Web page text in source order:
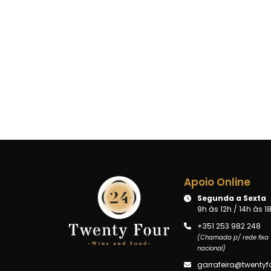
Apoio Online
Segunda a Sexta
9h às 12h / 14h às
+351 253 982 248
(Chamada p/ rede fixa
nacional)